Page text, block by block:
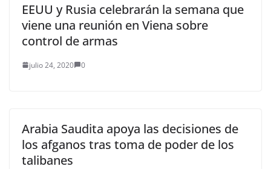
EEUU y Rusia celebrarán la semana que
viene una reunión en Viena sobre
control de armas
julio 24, 2020 0
Arabia Saudita apoya las decisiones de
los afganos tras toma de poder de los
talibanes